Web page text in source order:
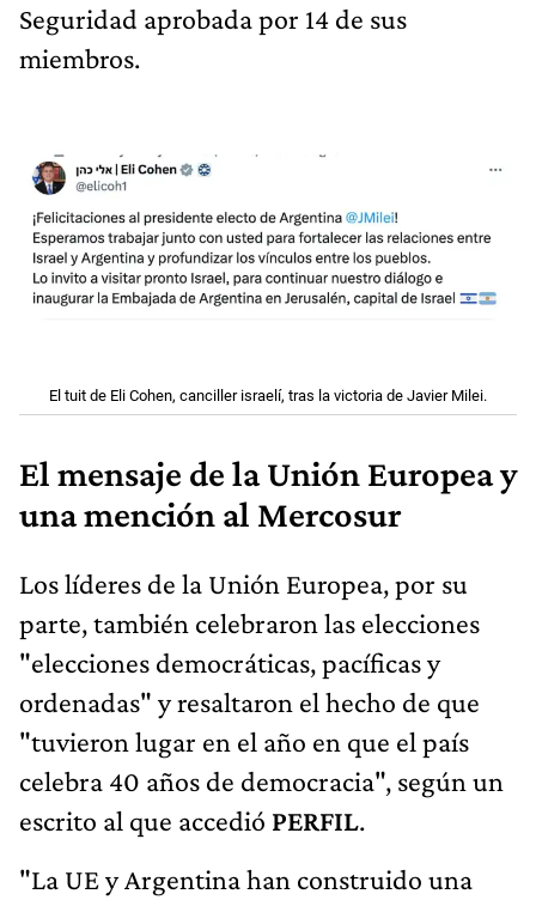
Seguridad aprobada por 14 de sus
miembros.
El tuit de Eli Cohen, canciller israelí, tras la victoria de Javier Milei.
El mensaje de la Unión Europea y
una mención al Mercosur
Los líderes de la Unión Europea, por su
parte, también celebraron las elecciones
"elecciones democráticas, pacíficas y
ordenadas" y resaltaron el hecho de que
"tuvieron lugar en el año en que el país
celebra 40 años de democracia", según un
escrito al que accedió PERFIL.
"La UE y Argentina han construido una